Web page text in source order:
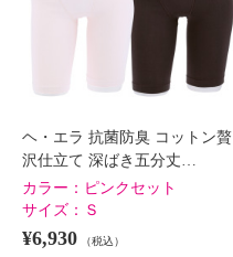
ヘ・エラ 抗菌防臭 コットン贅
沢仕立て 深ばき五分丈…
カラー： ピンクセット
サイズ： Ｓ
¥6,930 （税込）